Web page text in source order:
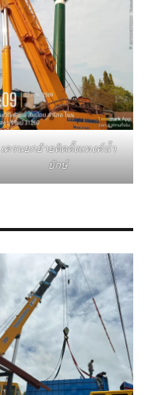
เครนยกย้ายติดตั้งแทงค์น้ำ
ยักษ์